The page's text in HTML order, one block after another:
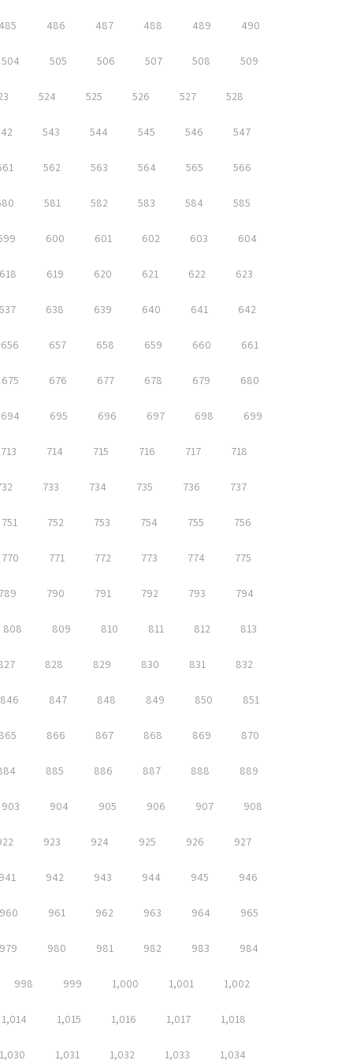
486 487 488 489 490
504 505 506 507 508 509
524 525 526 527 528
543 544 545 546 547
562 563 564 565 566
581 582 583 584 585
600 601 602 603 604
619 620 621 622 623
638 639 640 641 642
656 657 658 659 660 661
675 676 677 678 679 680
694 695 696 697 698 699
713 714 715 716 717 718
733 734 735 736 737
751 752 753 754 755 756
770 771 772 773 774 775
790 791 792 793 794
808 809 810 811 812 813
828 829 830 831 832
846 847 848 849 850 851
866 867 868 869 870
885 886 887 888 889
903 904 905 906 907 908
923 924 925 926 927
942 943 944 945 946
961 962 963 964 965
979 980 981 982 983 984
998 999 1,000 1,001 1,002
1,014 1,015 1,016 1,017 1,018
1,030 1,031 1,032 1,033 1,034